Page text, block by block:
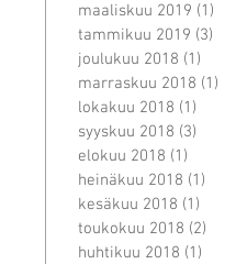
maaliskuu 2019 (1)
tammikuu 2019 (3)
joulukuu 2018 (1)
marraskuu 2018 (1)
lokakuu 2018 (1)
syyskuu 2018 (3)
elokuu 2018 (1)
heinäkuu 2018 (1)
kesäkuu 2018 (1)
toukokuu 2018 (2)
huhtikuu 2018 (1)